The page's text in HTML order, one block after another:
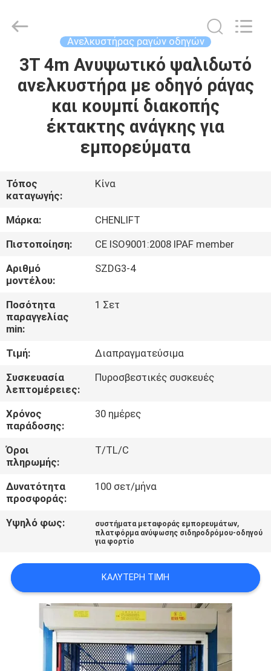
ΣΠΊΤΙ
ΠΡΟΪΌΝΤΑ
ΕΜΆΣ
ΕΠΙΣΚΈΨΕΙΣ
ΣΤΟ
ΕΡΓΟΣΤΆΣΙΟ
ΈΛΕΓΧΟΣ
ΠΟΙΌΤΗΤΑΣ
ΕΠΙΚΟΙΝΩΝΉΣΤΕ
ΜΑΖΊ
ΕΙΔΉΣΕΙΣ
ΖΗΤΉΣΤΕ
ΜΙΑ
ΠΡΟΣΦΟΡΆ
SITEMAP
ΠΟΛΙΤΙΚΉ
ΑΠΟΡΡΉΤΟΥ
Reserved.
Ανελκυστήρας ραγών οδηγών
3T 4m Ανυψωτικό ψαλιδωτό
ανελκυστήρα με οδηγό ράγας
και κουμπί διακοπής
έκτακτης ανάγκης για
εμπορεύματα
Τόπος
καταγωγής:
Κίνα
Μάρκα:
CHENLIFT
Πιστοποίηση:
CE ISO9001:2008 IPAF member
Αριθμό
μοντέλου:
SZDG3-4
Ποσότητα
παραγγελίας
min:
1 Σετ
Τιμή:
Διαπραγματεύσιμα
Συσκευασία
λεπτομέρειες:
Πυροσβεστικές συσκευές
Χρόνος
παράδοσης:
30 ημέρες
Όροι
πληρωμής:
T/TL/C
Δυνατότητα
προσφοράς:
100 σετ/μήνα
Υψηλό φως: συστήματα μεταφοράς εμπορευμάτων,
πλατφόρμα ανύψωσης σιδηροδρόμου-οδηγού
για φορτίο
ΚΑΛΎΤΕΡΗ ΤΙΜΉ